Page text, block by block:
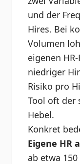
und der
Hires. Bei
Volumen
eigenen
niedriger
Risiko pro
Tool oft der
Hebel.
Konkret
Eigene HR
ab etwa